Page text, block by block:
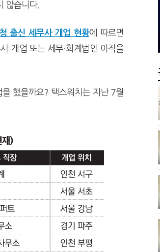
간에 달렸다
않습니다.
출신 세무사 개업 현황에 따르면
개업 또는 세무·회계법인 이직을
했을까요? 택스워치는 지난 7월